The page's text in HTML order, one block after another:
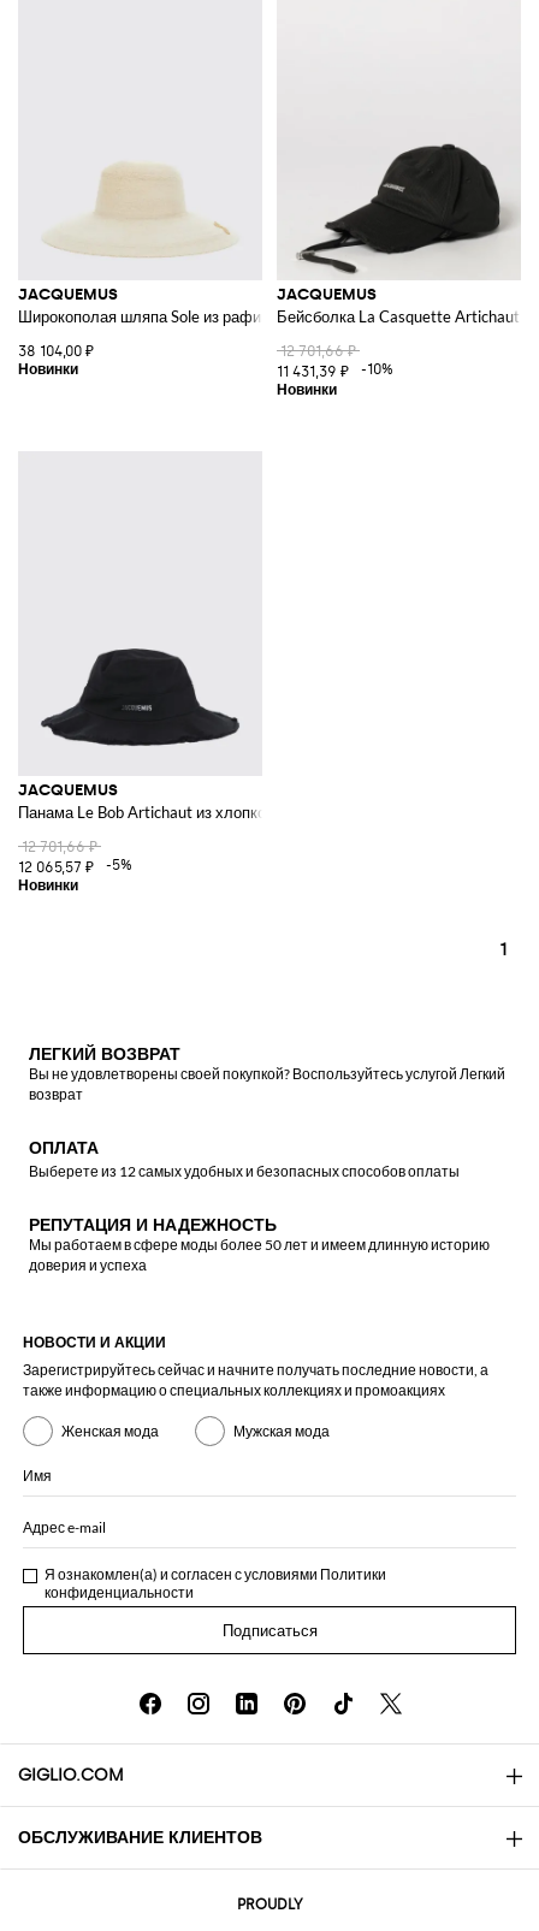
JACQUEMUS
Широкополая шляпа Sole из рафии с вышитым логотипом
38 104,00 ₽
JACQUEMUS
Бейсболка La Casquette Artichaut
12 701,66 ₽
11 431,39 ₽
-10%
JACQUEMUS
Панама Le Bob Artichaut из хлопкового твила
12 701,66 ₽
12 065,57 ₽
-5%
1
ЛЕГКИЙ ВОЗВРАТ
Вы не удовлетворены своей покупкой? Воспользуйтесь услугой Легкий
возврат
ОПЛАТА
Выберете из 12 самых удобных и безопасных способов оплаты
РЕПУТАЦИЯ И НАДЕЖНОСТЬ
Мы работаем в сфере моды более 50 лет и имеем длинную историю
доверия и успеха
НОВОСТИ И АКЦИИ
Зарегистрируйтесь сейчас и начните получать последние новости, а
также информацию о специальных коллекциях и промоакциях
Женская мода Мужская мода
Имя
Адрес e-mail
Я ознакомлен(а) и согласен с условиями Политики
конфиденциальности
Подписаться
GIGLIO.COM
About
ОБСЛУЖИВАНИЕ КЛИЕНТОВ
PROUDLY